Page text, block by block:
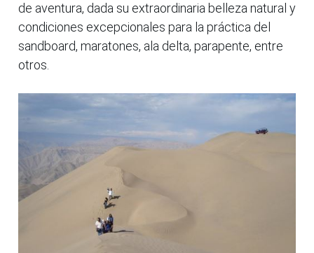
de aventura, dada su extraordinaria belleza natural y
condiciones excepcionales para la práctica del
sandboard, maratones, ala delta, parapente, entre
otros.